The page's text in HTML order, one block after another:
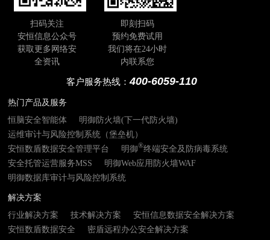
扫码关注
安恒信息公众号
获取更多网络安
全资讯
即刻扫码
预约免费试用
我们将在24小时
内联系您
客户服务热线：400-6059-110
热门产品及服务
恒脑安全智能体
明御防火墙(下一代防火墙)
运维审计与风险控制系统（堡垒机）
安恒数盾数据安全管理平台
明御®终端安全及防病毒系统
安全托管运营服务MSS
明御Web应用防火墙WAF
明御数据库审计与风险控制系统
解决方案
行业解决方案
技术解决方案
安恒信息数据安全解决方案
安恒数盾数据安全
密盾远程办公安全解决方案